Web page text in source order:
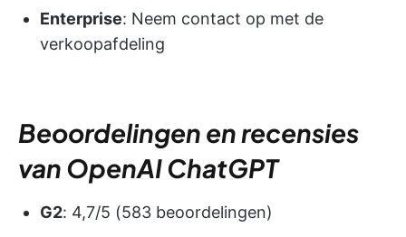
Enterprise: Neem contact op met de
verkoopafdeling
Beoordelingen en recensies
van OpenAI ChatGPT
G2: 4,7/5 (583 beoordelingen)